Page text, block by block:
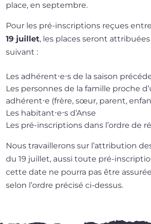
place, en septembre.
Pour les pré-inscriptions reçues
19 juillet, les places seront attri­buées
suivant :
Les adhérent⋅e⋅s de la sai­son
Les per­sonnes de la famille proche
adhérent⋅e (frère, sœur, parent,
Les habitant⋅e⋅s d’Anse
Les pré-inscriptions dans l’ordre de
Nous tra­vaille­rons sur l’at­tri­bu­tion
du 19 juillet, aus­si toute pré-
cette date ne pour­ra pas être
selon l’ordre pré­ci­sé ci-dessus.